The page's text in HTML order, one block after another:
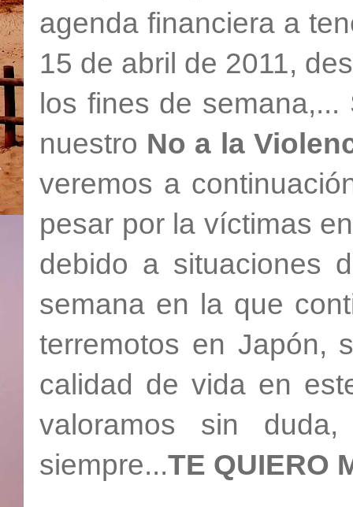
agenda financiera a
15 de abril de 2011,
los fines de
nuestro No a la
veremos a
pesar por la víctimas
debido a situaciones
semana en la que
terremotos en Japón,
calidad de vida en
valoramos sin
siempre...TE QUIERO